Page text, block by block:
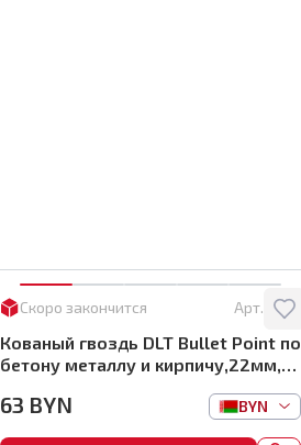
Скоро закончится Арт.: 0116
Кованый гвоздь DLT Bullet Point по
бетону металлу и кирпичу,22мм,
63 BYN BYN